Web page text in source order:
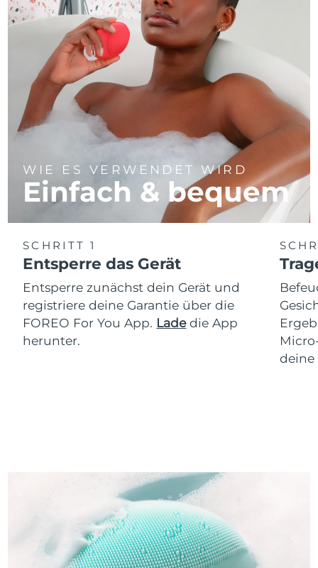
WIE ES VERWENDET WIRD
Einfach & bequem
SCHRITT 1
Entsperre das Gerät
Entsperre zunächst dein Gerät und
registriere deine Garantie über die
FOREO For You App. Ladedie App
herunter.
deine